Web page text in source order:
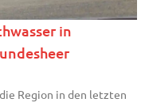
in
Region in den letzten